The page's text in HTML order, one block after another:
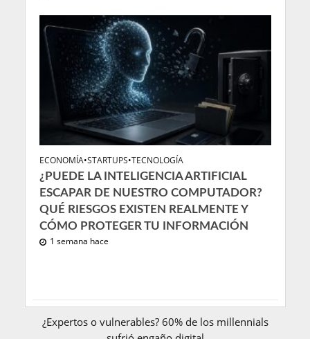
ECONOMÍA•STARTUPS•TECNOLOGÍA
¿PUEDE LA INTELIGENCIA ARTIFICIAL
ESCAPAR DE NUESTRO COMPUTADOR?
QUÉ RIESGOS EXISTEN REALMENTE Y
CÓMO PROTEGER TU INFORMACIÓN
1 semana hace
¿Expertos o vulnerables? 60% de los millennials